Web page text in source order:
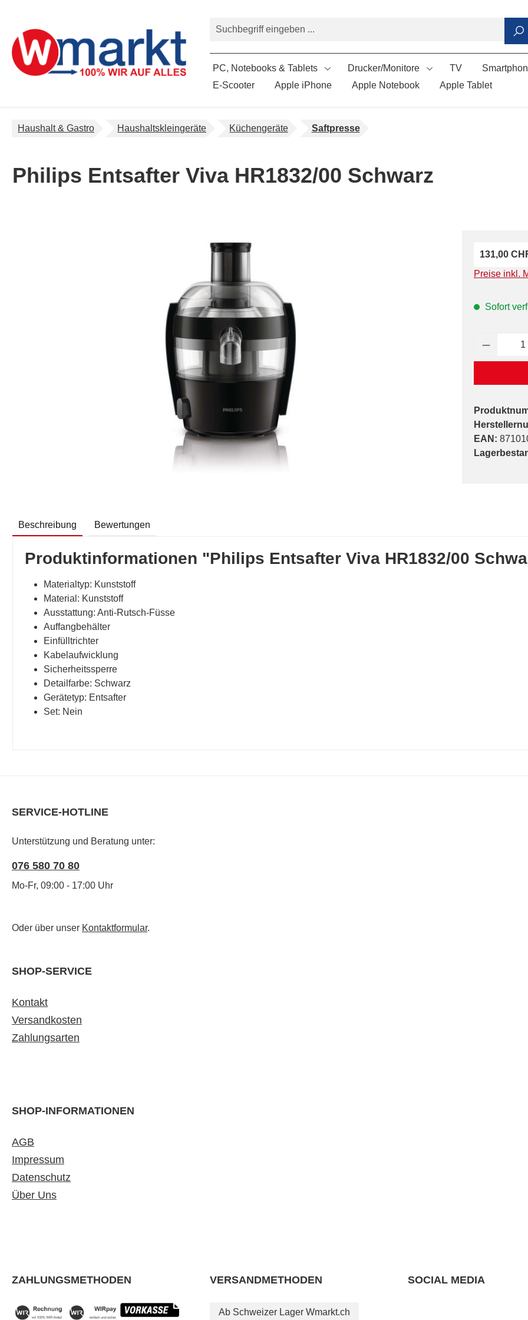
PC, Notebooks & Tablets Drucker/Monitore TV
E-Scooter
Apple iPhone Apple Notebook Apple Tablet
Haushalt & Gastro Haushaltskleingeräte Küchengeräte Saftpresse
Philips Entsafter Viva HR1832/00 Schwarz
131,00
Preise inkl.
Sofort
EAN:
Beschreibung Bewertungen
Produktinformationen "Philips Entsafter Viva HR1832/00
Materialtyp: Kunststoff
Material: Kunststoff
Ausstattung: Anti-Rutsch-Füsse
Auffangbehälter
Einfülltrichter
Kabelaufwicklung
Sicherheitssperre
Detailfarbe: Schwarz
Gerätetyp: Entsafter
Set: Nein
SERVICE-HOTLINE
Unterstützung und Beratung unter:
076 580 70 80
Mo-Fr, 09:00 - 17:00 Uhr
Oder über unser Kontaktformular.
SHOP-SERVICE
Kontakt
Versandkosten
Zahlungsarten
SHOP-INFORMATIONEN
AGB
Impressum
Datenschutz
Über Uns
ZAHLUNGSMETHODEN VERSANDMETHODEN
Ab Schweizer Lager Wmarkt.ch
SOCIAL MEDIA